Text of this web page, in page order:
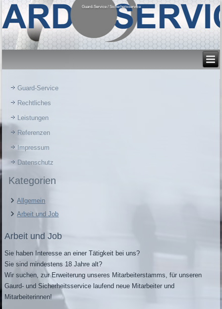
Guard-Service / Sicherheitsservice
Guard-Service
Rechtliches
Leistungen
Referenzen
Impressum
Datenschutz
Kategorien
Allgemein
Arbeit und Job
Arbeit und Job
Sie haben Interesse an einer Tätigkeit bei uns?
Sie sind mindestens 18 Jahre alt?
Wir suchen, zur Erweiterung unseres Mitarbeiterstamms, für unseren
Gaurd- und Sicherheitsservice laufend neue Mitarbeiter und
Mitarbeiterinnen!